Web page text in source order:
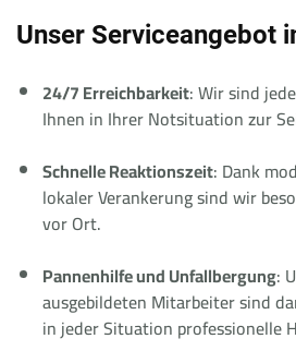
Unser Serviceangebot
24/7 Erreichbarkeit: Wir sind
Ihnen in Ihrer Notsituation zur
Schnelle Reaktionszeit: Dank
lokaler Verankerung sind wir
vor Ort.
Pannenhilfe und Unfallbergung:
ausgebildeten Mitarbeiter sind
in jeder Situation professionelle